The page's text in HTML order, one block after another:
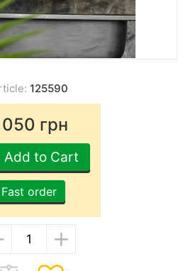
125590
050 грн
Add to Cart
Fast order
+